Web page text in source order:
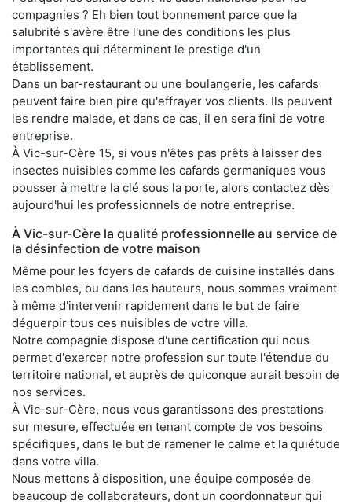
compagnies ? Eh bien tout bonnement parce que la
salubrité s'avère être l'une des conditions les plus
importantes qui déterminent le prestige d'un
établissement.
Dans un bar-restaurant ou une boulangerie, les cafards
peuvent faire bien pire qu'effrayer vos clients. Ils peuvent
les rendre malade, et dans ce cas, il en sera fini de votre
entreprise.
À Vic-sur-Cère 15, si vous n'êtes pas prêts à laisser des
insectes nuisibles comme les cafards germaniques vous
pousser à mettre la clé sous la porte, alors contactez dès
aujourd'hui les professionnels de notre entreprise.
À Vic-sur-Cère la qualité professionnelle au service de
la désinfection de votre maison
Même pour les foyers de cafards de cuisine installés dans
les combles, ou dans les hauteurs, nous sommes vraiment
à même d'intervenir rapidement dans le but de faire
déguerpir tous ces nuisibles de votre villa.
Notre compagnie dispose d'une certification qui nous
permet d'exercer notre profession sur toute l'étendue du
territoire national, et auprès de quiconque aurait besoin de
nos services.
À Vic-sur-Cère, nous vous garantissons des prestations
sur mesure, effectuée en tenant compte de vos besoins
spécifiques, dans le but de ramener le calme et la quiétude
dans votre villa.
Nous mettons à disposition, une équipe composée de
beaucoup de collaborateurs, dont un coordonnateur qui